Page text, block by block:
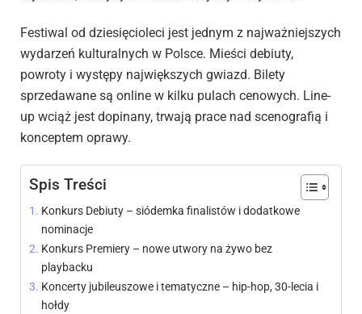
Festiwal od dziesięcioleci jest jednym z najważniejszych
wydarzeń kulturalnych w Polsce. Mieści debiuty,
powroty i występy największych gwiazd. Bilety
sprzedawane są online w kilku pulach cenowych. Line-
up wciąż jest dopinany, trwają prace nad scenografią i
konceptem oprawy.
Spis Treści
Konkurs Debiuty – siódemka finalistów i dodatkowe
nominacje
Konkurs Premiery – nowe utwory na żywo bez
playbacku
Koncerty jubileuszowe i tematyczne – hip-hop, 30-lecia i
hołdy